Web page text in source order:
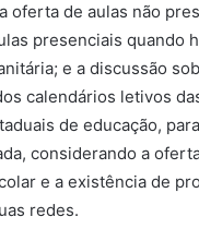
oferta de aulas não
presenciais quando
e a discussão
calendários letivos
de educação,
considerando a
e a existência de
redes.